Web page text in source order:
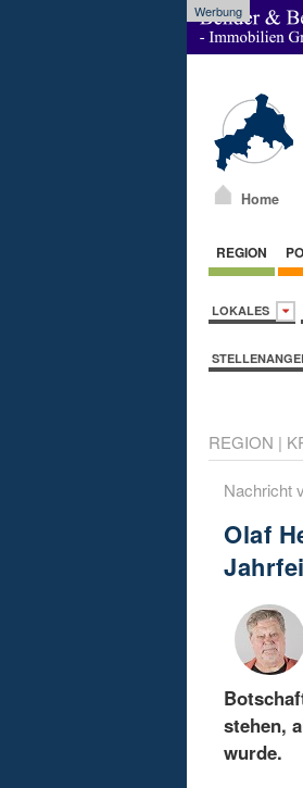
Werbung
Home
REGION
LOKALES
REGION |
Olaf
stehen,
wurde.